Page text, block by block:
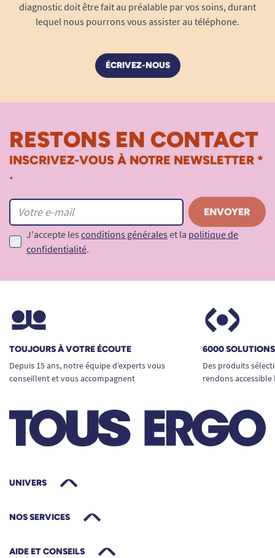
diagnostic doit être fait au préalable par vos soins, durant
lequel nous pourrons vous assister au téléphone.
ÉCRIVEZ-NOUS
RESTONS EN CONTACT
INSCRIVEZ-VOUS À NOTRE NEWSLETTER *
*
J'accepte les conditions générales et la politique de
confidentialité.
TOUJOURS À VOTRE ÉCOUTE
Depuis 15 ans, notre équipe d’experts vous
conseillent et vous accompagnent
6000
Des produits
rendons
UNIVERS
NOS SERVICES
AIDE ET CONSEILS